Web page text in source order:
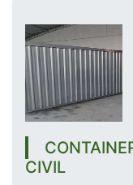
CIVIL